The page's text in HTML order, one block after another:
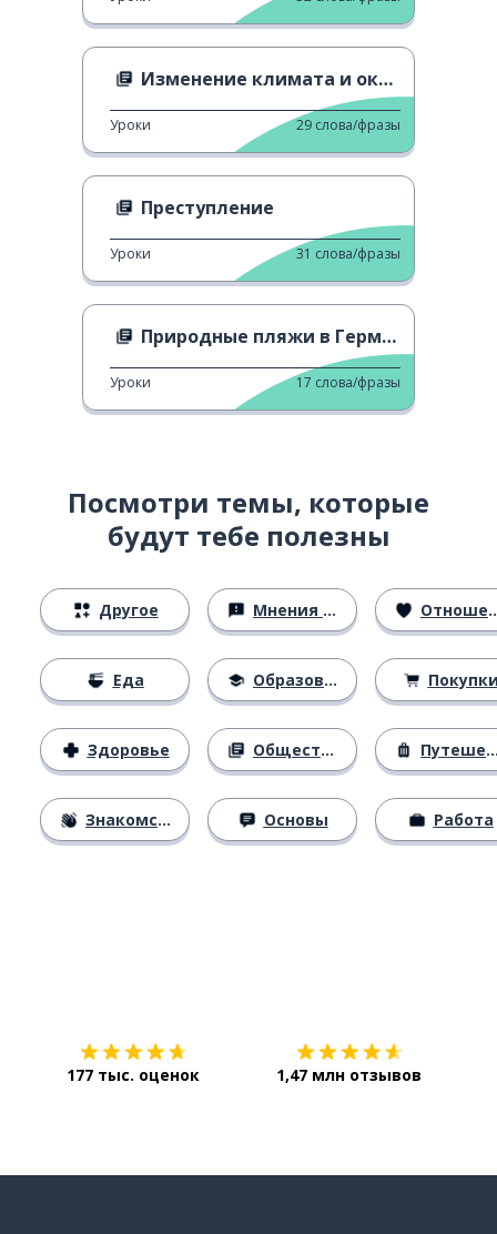
Изменение климата и океан
Уроки 29 слова/фразы
Преступление
Уроки 31 слова/фразы
Природные пляжи в Германии
Уроки 17 слова/фразы
Посмотри темы, которые
будут тебе полезны
Другое
Еда
Здоровье
Знакомство
Мнения и убеждения
Образование
Общество
Основы
Отношения
Путешествия
Работа
177 тыс. оценок 1,47 млн отзывов